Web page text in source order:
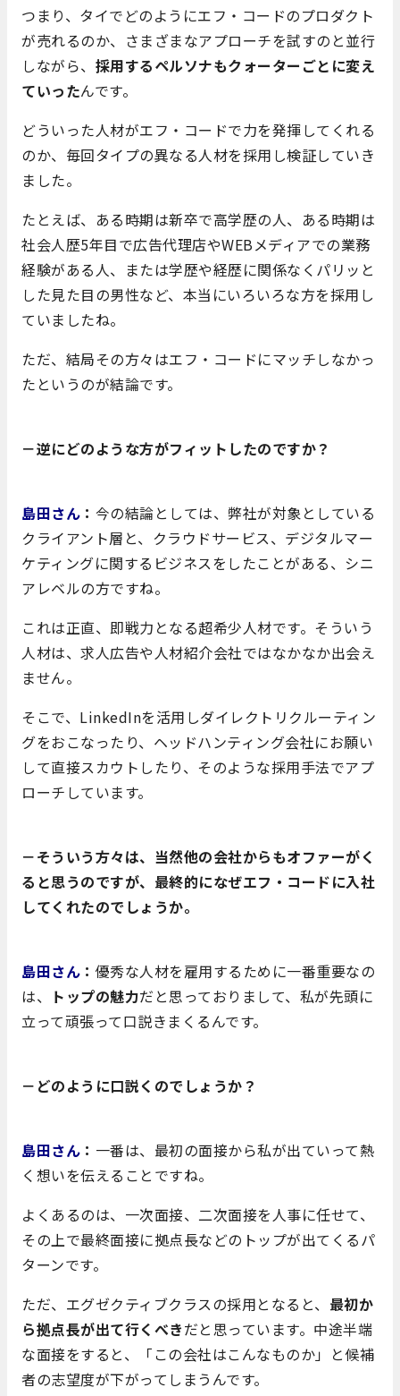
つまり、タイでどのようにエフ・コードのプロダクト
が売れるのか、さまざまなアプローチを試すのと並行
しながら、 採用するペルソナもクォーターごとに変え
ていったんです。
どういった人材がエフ・コードで力を発揮してくれる
のか、毎回タイプの異なる人材を採用し検証していき
ました。
たとえば、ある時期は新卒で高学歴の人、ある時期は
社会人歴5年目で広告代理店やWEBメディアでの業務
経験がある人、または学歴や経歴に関係なくパリッと
した見た目の男性など、本当にいろいろな方を採用し
ていましたね。
ただ、結局その方々はエフ・コードにマッチしなかっ
たというのが結論です。
－逆にどのような方がフィットしたのですか？
島田さん ： 今の結論としては、弊社が対象としている
クライアント層と、クラウドサービス、デジタルマー
ケティングに関するビジネスをしたことがある、シニ
アレベルの方ですね。
これは正直、即戦力となる超希少人材です。そういう
人材は、求人広告や人材紹介会社ではなかなか出会え
ません。
そこで、LinkedInを活用しダイレクトリクルーティン
グをおこなったり、ヘッドハンティング会社にお願い
して直接スカウトしたり、そのような採用手法でアプ
ローチしています。
－そういう方々は、当然他の会社からもオファーがく
ると思うのですが、最終的になぜエフ・コードに入社
してくれたのでしょうか。
島田さん ： 優秀な人材を雇用するために一番重要なの
は、
トップの魅力だと思っておりまして、私が先頭に
立って頑張って口説きまくるんです。
－どのように口説くのでしょうか？
島田さん ： 一番は、最初の面接から私が出ていって熱
く想いを伝えることですね。
よくあるのは、一次面接、二次面接を人事に任せて、
その上で最終面接に拠点長などのトップが出てくるパ
ターンです。
ただ、エグゼクティブクラスの採用となると、 最初か
ら拠点長が出て行くべきだと思っています。中途半端
な面接をすると、「この会社はこんなものか」と候補
者の志望度が下がってしまうんです。